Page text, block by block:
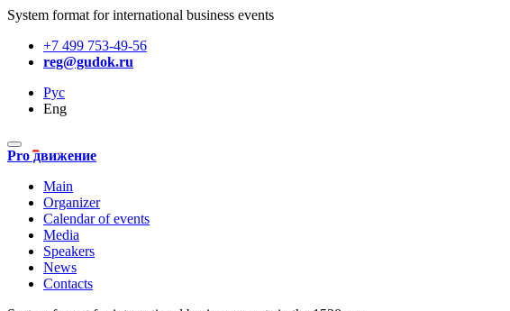
System format for international business events
+7 499 753-49-56
reg@gudok.ru
Рус
Eng
Pro движение
Main
Organizer
Calendar of events
Media
Speakers
News
Contacts